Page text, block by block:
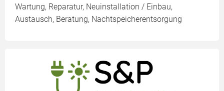
Wartung, Reparatur, Neuinstallation / Einbau,
Austausch, Beratung, Nachtspeicherentsorgung